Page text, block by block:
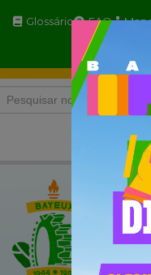
Glossário FAQ